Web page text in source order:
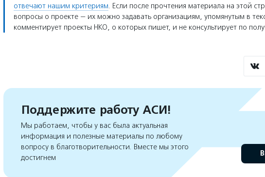
отвечают нашим критериям. Если после прочтения материала на этой
вопросы о проекте — их можно задавать организациям, упомянутым в
комментирует проекты НКО, о которых пишет, и не консультирует по
Поддержите работу АСИ!
Мы работаем, чтобы у вас была актуальная
информация и полезные материалы по любому
вопросу в благотворительности. Вместе мы этого
достигнем